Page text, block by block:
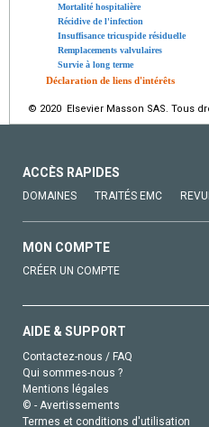
Mortalité hospitalière
Récidive de l'infection
Insuffisance tricuspide résiduelle
Remplacements valvulaires
Survie à long terme
Déclaration de liens d'intérêts
© 2020 Elsevier Masson SAS. Tous
ACCÈS RAPIDES
DOMAINES TRAITÉS EMC
MON COMPTE
CRÉER UN COMPTE
AIDE & SUPPORT
Contactez-nous / FAQ
Qui sommes-nous ?
Mentions légales
© - Avertissements
Termes et conditions d'utilisation